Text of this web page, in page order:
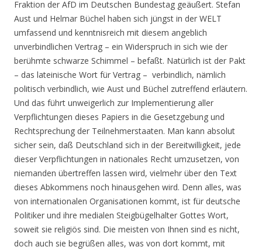
Fraktion der AfD im Deutschen Bundestag geäußert. Stefan
Aust und Helmar Büchel haben sich jüngst in der WELT
umfassend und kenntnisreich mit diesem angeblich
unverbindlichen Vertrag – ein Widerspruch in sich wie der
berühmte schwarze Schimmel – befaßt. Natürlich ist der Pakt
– das lateinische Wort für Vertrag – verbindlich, nämlich
politisch verbindlich, wie Aust und Büchel zutreffend erläutern.
Und das führt unweigerlich zur Implementierung aller
Verpflichtungen dieses Papiers in die Gesetzgebung und
Rechtsprechung der Teilnehmerstaaten. Man kann absolut
sicher sein, daß Deutschland sich in der Bereitwilligkeit, jede
dieser Verpflichtungen in nationales Recht umzusetzen, von
niemanden übertreffen lassen wird, vielmehr über den Text
dieses Abkommens noch hinausgehen wird. Denn alles, was
von internationalen Organisationen kommt, ist für deutsche
Politiker und ihre medialen Steigbügelhalter Gottes Wort,
soweit sie religiös sind. Die meisten von Ihnen sind es nicht,
doch auch sie begrüßen alles, was von dort kommt, mit